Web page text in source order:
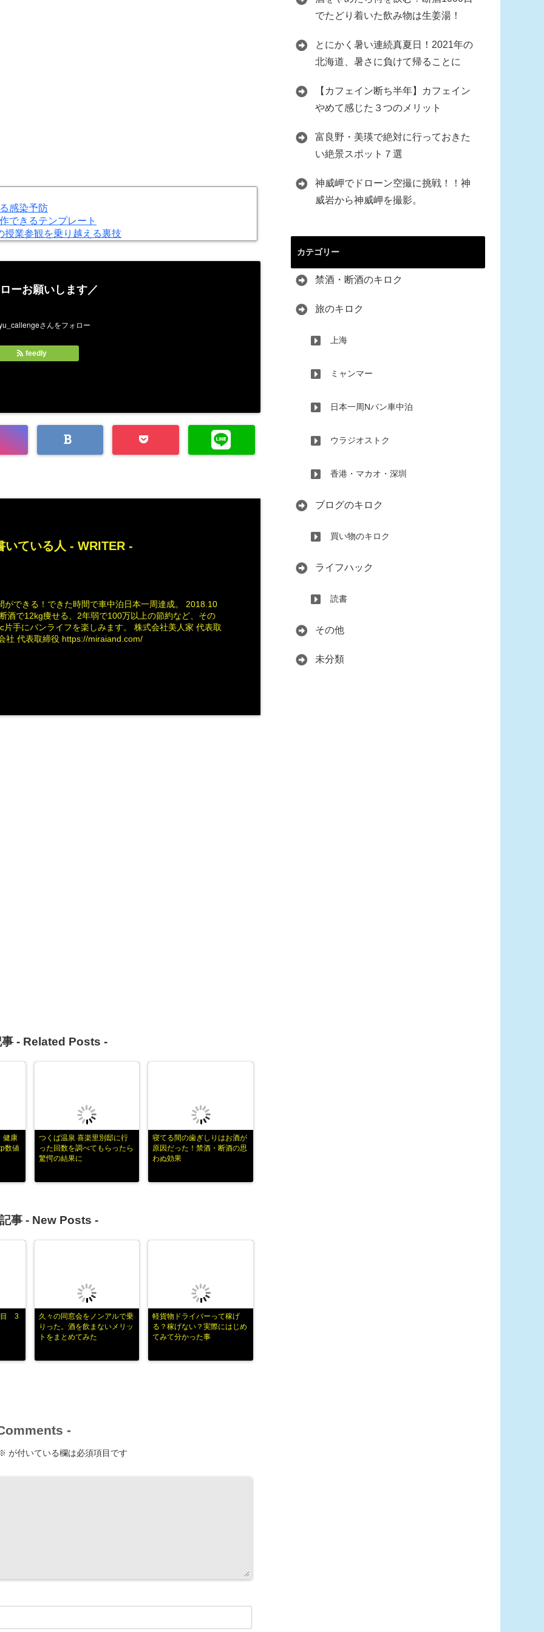
感染予防
できるテンプレート
授業参観を乗り越える裏技
ーお願いします／
feedly
いている人 - WRITER -
ができる！できた時間で車中泊日本一周達成。 2018.10
酒で12kg痩せる、2年弱で100万以上の節約など、その
片手にバンライフを楽しみます。 株式会社美人家 代表取
社 代表取締役 https://miraiand.com/
- Related Posts -
健康
数値
つくば温泉 喜楽里別邸に行
った回数を調べてもらったら
驚愕の結果に
寝てる間の歯ぎしりはお酒が
原因だった！禁酒・断酒の思
わぬ効果
事 - New Posts -
目 3
久々の同窓会をノンアルで乗
りった。酒を飲まないメリッ
トをまとめてみた
軽貨物ドライバーって稼げ
る？稼げない？実際にはじめ
てみて分かった事
-
が付いている欄は必須項目です
でたどり着いた飲み物は生姜湯！
とにかく暑い連続真夏日！2021年の
北海道、暑さに負けて帰ることに
【カフェイン断ち半年】カフェイン
やめて感じた３つのメリット
富良野・美瑛で絶対に行っておきた
い絶景スポット７選
神威岬でドローン空撮に挑戦！！神
威岩から神威岬を撮影。
カテゴリー
禁酒・断酒のキロク
旅のキロク
上海
ミャンマー
日本一周Nバン車中泊
ウラジオストク
香港・マカオ・深圳
ブログのキロク
買い物のキロク
ライフハック
読書
その他
未分類